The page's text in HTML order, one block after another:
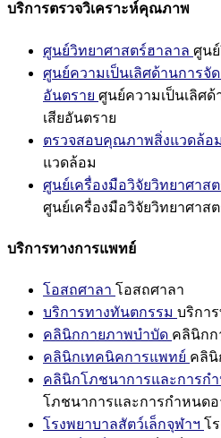
บริการตรวจวิเคราะห์คุณภาพ
ศูนย์วิทยาศาสตร์ฮาลาล ศูน
ศูนย์ความเป็นเลิศด้านการจั
อันตราย ศูนย์ความเป็นเลิศ
เสียอันตราย
ตรวจสอบคุณภาพสิ่งแวดล้อม
แวดล้อม
ศูนย์เครื่องมือวิจัยวิทยาศาส
ศูนย์เครื่องมือวิจัยวิทยาศาส
บริการทางการแพทย์
โอสถศาลา โอสถศาลา
บริการทางทันตกรรม บริกา
คลินิกกายภาพบำบัด คลินิกก
คลินิกเทคนิคการแพทย์ คลินิ
คลินิกโภชนาการและการก
โภชนาการและการกำหนดอ
โรงพยาบาลสัตว์เล็กจุฬาฯ โ